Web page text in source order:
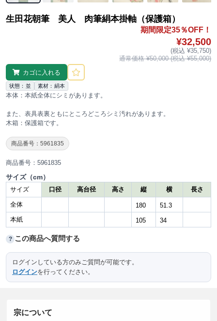
生田花朝筆 美人 肉筆絹本掛軸（保護箱）
期間限定35％OFF！
¥32,500
(税込 ¥35,750)
通常価格 ¥50,000 (税込 ¥55,000)
カゴに入れる
状態：並 素材：絹本
本体：本紙全体にシミがあります。
また、表具表裏ともにところどころシミ汚れがあります。
木箱：保護箱です。
商品番号：5961835
商品番号：5961835
サイズ（cm）
サイズ 口径 高台径 高さ 縦 横 長さ
全体 180
51.3
本紙
105 34
? この商品へ質問する
ログインしている方のみご質問が可能です。
ログインを行ってください。
宗について